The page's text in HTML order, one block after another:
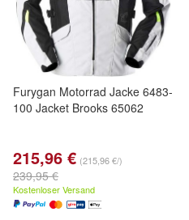
Furygan Motorrad Jacke 6483-
100 Jacket Brooks 65062
215,96 € (215,96 €/)
239,95 €
Kostenloser Versand